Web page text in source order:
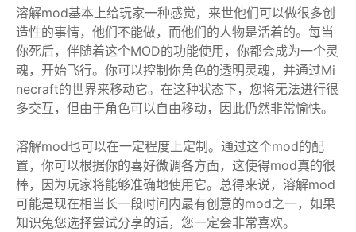
溶解mod基本上给玩家一种感觉，来世他们可以做很多创
造性的事情，他们不能做，而他们的人物是活着的。每当
你死后，伴随着这个MOD的功能使用，你都会成为一个灵
魂，开始飞行。你可以控制你角色的透明灵魂，并通过Mi
necraft的世界来移动它。在这种状态下，您将无法进行很
多交互，但由于角色可以自由移动，因此仍然非常愉快。
溶解mod也可以在一定程度上定制。通过这个mod的配
置，你可以根据你的喜好微调各方面，这使得mod真的很
棒，因为玩家将能够准确地使用它。总得来说，溶解mod
可能是现在相当长一段时间内最有创意的mod之一，如果
知识兔您选择尝试分享的话，您一定会非常喜欢。